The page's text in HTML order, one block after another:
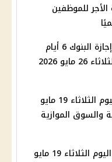
الأجر للموظفين
البنك المركزي يعلن إجازة البنوك 6 أيام
متواصلة بداية من الثلاثاء 26 مايو 2026
تراجع سعر الدولار اليوم الثلاثاء 19 مايو
والسوق الموازية
هبوط أسعار الذهب اليوم الثلاثاء 19 مايو